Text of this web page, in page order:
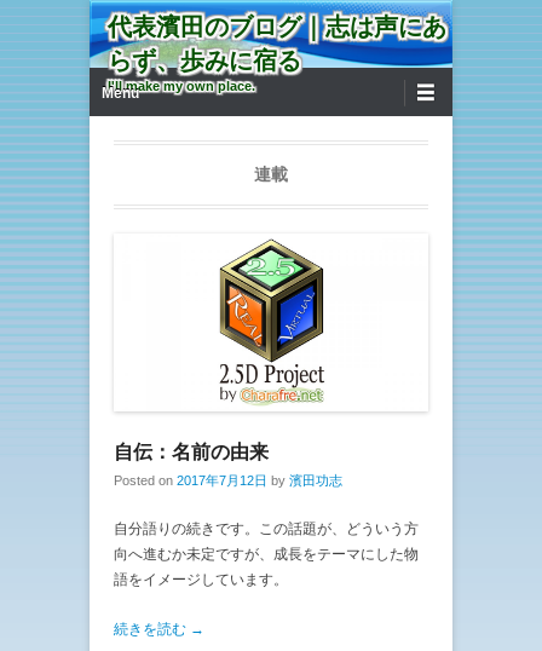
代表濱田のブログ｜志は声にあ
らず、歩みに宿る
I'll make my own place.
第1メニュー
コンテンツへ移動
Menu
連載
自伝：名前の由来
Posted on 2017年7月12日 by 濱田功志
自分語りの続きです。この話題が、どういう方
向へ進むか未定ですが、成長をテーマにした物
語をイメージしています。
続きを読む →